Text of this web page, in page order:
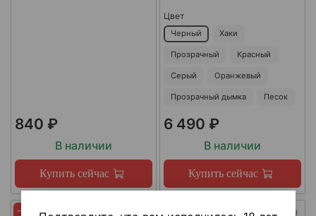
840 ₽
В наличии
Купить сейчас
Цвет
Черный Хаки
Прозрачный Красный
Серый Оранжевый
Прозрачный дымка Песок
6 490 ₽
В наличии
Купить сейчас
-45%